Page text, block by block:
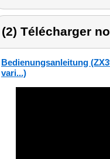
(2) Télécharger
Bedienungsanleitung
vari...)